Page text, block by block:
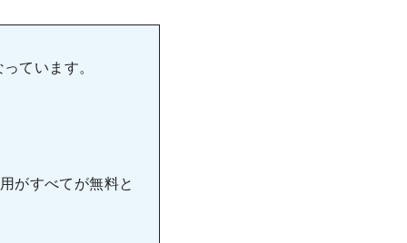
ています。
がすべてが無料と